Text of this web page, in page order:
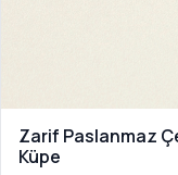
Zarif Paslanmaz
Küpe